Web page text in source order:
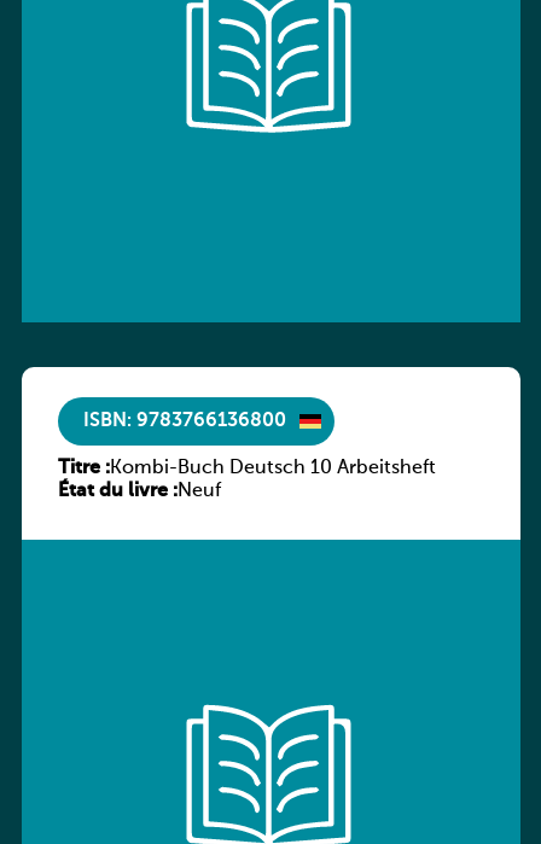
ISBN: 9783766136800
Titre :Kombi-Buch Deutsch 10 Arbeitsheft
État du livre :Neuf